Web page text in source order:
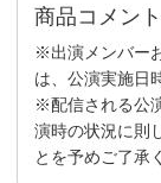
商品コメント
※出演メンバー
は、公演実施日
※配信される公
演時の状況に則
とを予めご了承